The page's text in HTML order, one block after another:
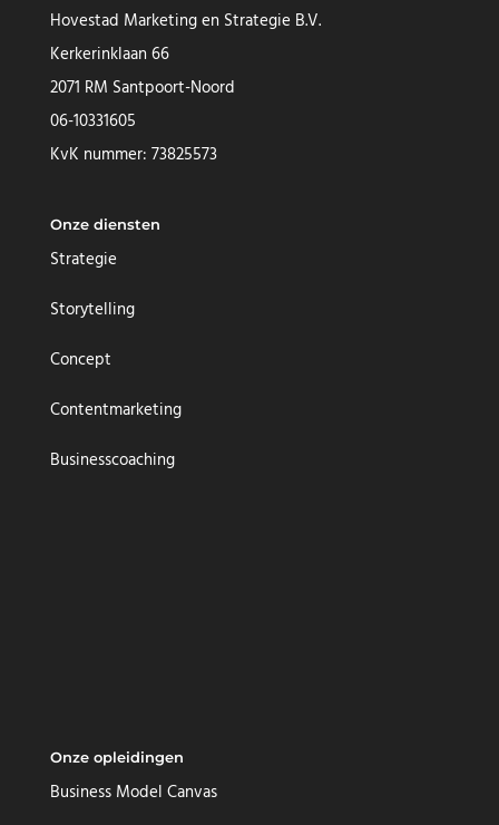
Hovestad Marketing en Strategie B.V.
Kerkerinklaan 66
2071 RM Santpoort-Noord
06-10331605
KvK nummer: 73825573
Onze diensten
Strategie
Storytelling
Concept
Contentmarketing
Businesscoaching
Onze opleidingen
Business Model Canvas